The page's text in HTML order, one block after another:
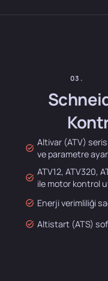
03.
Altivar (ATV)
ve parametre
ATV12, ATV320,
ile motor kontrol
Enerji verimliliği
Altistart (ATS)